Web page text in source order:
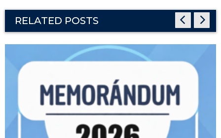
RELATED POSTS